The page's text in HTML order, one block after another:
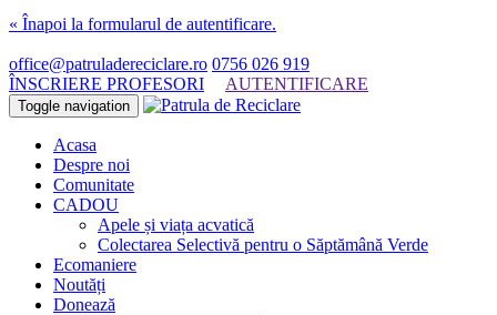
« Înapoi la formularul de autentificare.
office@patruladereciclare.ro 0756 026 919
ÎNSCRIERE PROFESORI
AUTENTIFICARE
Toggle navigation
Acasa
Despre noi
Comunitate
CADOU
Apele și viața acvatică
Colectarea Selectivă pentru o Săptămână Verde
Ecomaniere
Noutăți
Donează